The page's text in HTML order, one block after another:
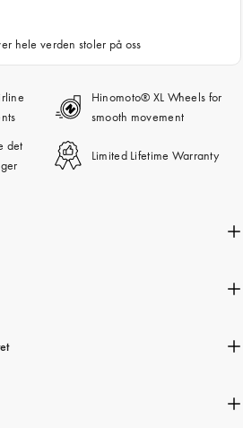
hele verden stoler på oss
Hinomoto® XL Wheels for
smooth movement
det
Limited Lifetime Warranty